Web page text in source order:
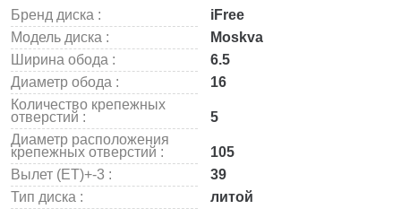
Бренд диска :
iFree
Модель диска :
Moskva
Ширина обода :
6.5
Диаметр обода :
16
Количество крепежных
отверстий :
5
Диаметр расположения
крепежных отверстий :
105
Вылет (ET)+-3 :
39
Тип диска :
литой